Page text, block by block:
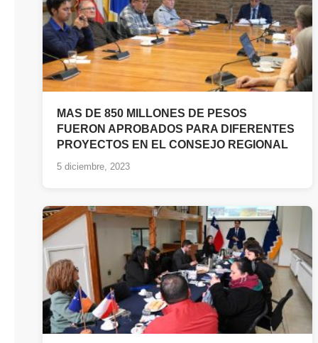
MAS DE 850 MILLONES DE PESOS
FUERON APROBADOS PARA DIFERENTES
PROYECTOS EN EL CONSEJO REGIONAL
5 diciembre, 2023